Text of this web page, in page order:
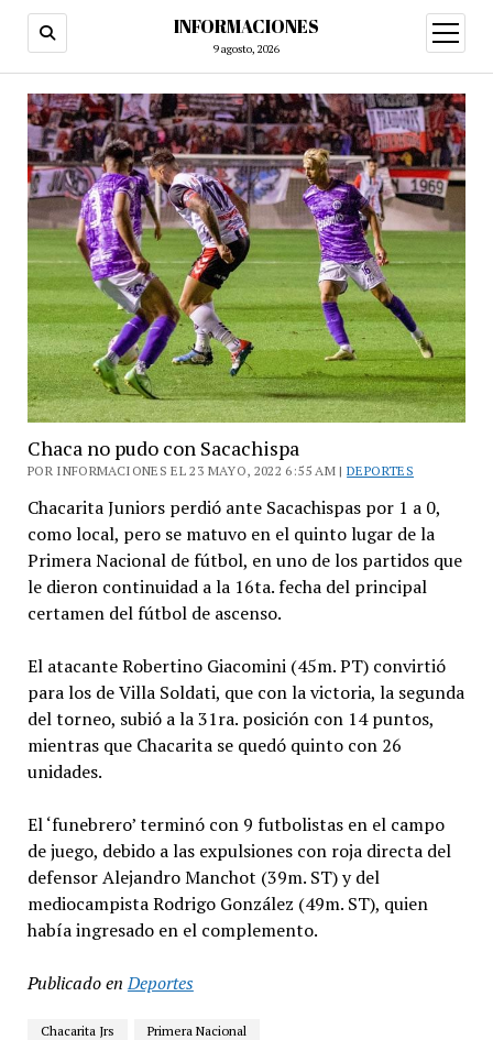
INFORMACIONES
9 agosto, 2026
abrir
menú
Chaca no pudo con Sacachispa
POR INFORMACIONES EL 23 MAYO, 2022 6:55 AM |DEPORTES
Chacarita Juniors perdió ante Sacachispas por 1 a 0,
como local, pero se matuvo en el quinto lugar de la
Primera Nacional de fútbol, en uno de los partidos que
le dieron continuidad a la 16ta. fecha del principal
certamen del fútbol de ascenso.
El atacante Robertino Giacomini (45m. PT) convirtió
para los de Villa Soldati, que con la victoria, la segunda
del torneo, subió a la 31ra. posición con 14 puntos,
mientras que Chacarita se quedó quinto con 26
unidades.
El ‘funebrero’ terminó con 9 futbolistas en el campo
de juego, debido a las expulsiones con roja directa del
defensor Alejandro Manchot (39m. ST) y del
mediocampista Rodrigo González (49m. ST), quien
había ingresado en el complemento.
Publicado en Deportes
Chacarita Jrs Primera Nacional